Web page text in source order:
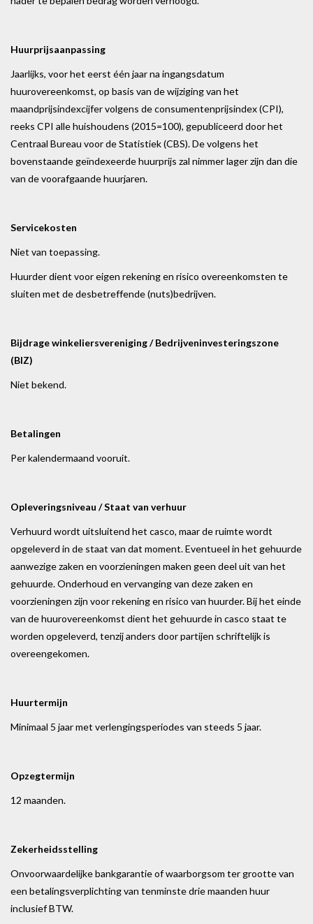
Huurprijsaanpassing
Jaarlijks, voor het eerst één jaar na ingangsdatum
huurovereenkomst, op basis van de wijziging van het
maandprijsindexcijfer volgens de consumentenprijsindex (CPI),
reeks CPI alle huishoudens (2015=100), gepubliceerd door het
Centraal Bureau voor de Statistiek (CBS). De volgens het
bovenstaande geïndexeerde huurprijs zal nimmer lager zijn dan die
van de voorafgaande huurjaren.
Servicekosten
Niet van toepassing.
Huurder dient voor eigen rekening en risico overeenkomsten te
sluiten met de desbetreffende (nuts)bedrijven.
Bijdrage winkeliersvereniging / Bedrijveninvesteringszone
(BIZ)
Niet bekend.
Betalingen
Per kalendermaand vooruit.
Opleveringsniveau / Staat van verhuur
Verhuurd wordt uitsluitend het casco, maar de ruimte wordt
opgeleverd in de staat van dat moment. Eventueel in het gehuurde
aanwezige zaken en voorzieningen maken geen deel uit van het
gehuurde. Onderhoud en vervanging van deze zaken en
voorzieningen zijn voor rekening en risico van huurder. Bij het einde
van de huurovereenkomst dient het gehuurde in casco staat te
worden opgeleverd, tenzij anders door partijen schriftelijk is
overeengekomen.
Huurtermijn
Minimaal 5 jaar met verlengingsperiodes van steeds 5 jaar.
Opzegtermijn
12 maanden.
Zekerheidsstelling
Onvoorwaardelijke bankgarantie of waarborgsom ter grootte van
een betalingsverplichting van tenminste drie maanden huur
inclusief BTW.